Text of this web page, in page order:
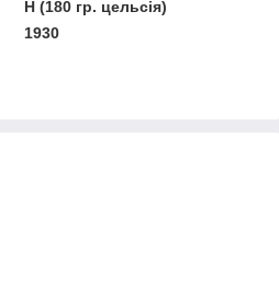
Н (180 гр. цельсія)
1930